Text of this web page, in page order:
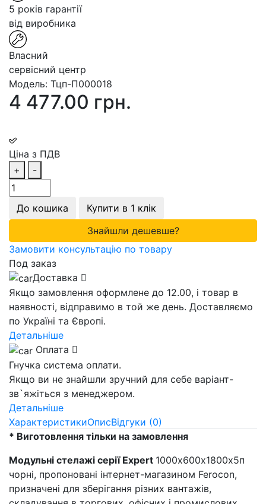
5 років гарантії
від виробника
Власний
сервісний центр
Модель: Тцп-П000018
4 477.00 грн.
Ціна з ПДВ
+
-
До кошика
Купити в 1 клік
Знайшли дешевше?
Замовити консультацію по товару
Под заказ
Доставка
Якщо замовлення оформлене до 12.00, і товар в
наявності, відправимо в той же день. Доставляємо
по Україні та Європі.
Детальніше
Оплата
Гнучка система оплати.
Якщо ви не знайшли зручний для себе варіант-
зв`яжіться з менеджером.
Детальніше
ХарактеристикиОписВідгуки (0)
* Виготовлення тільки на замовлення
Модульні стелажі серії Expert 1000х600х1800х5п
чорні, пропоновані інтернет-магазином Ferocon,
призначені для зберігання різних вантажів,